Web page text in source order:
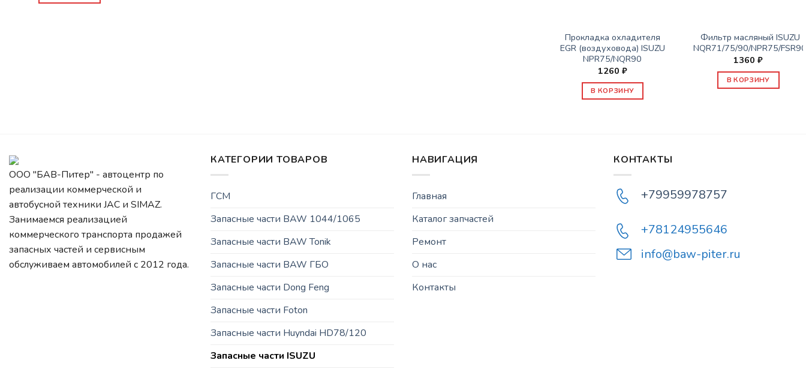
Прокладка охладителя
EGR (воздуховода) ISUZU
NPR75/NQR90
1260 ₽
В КОРЗИНУ
Фильтр масляный ISUZU
NQR71/75/90/NPR75/
1360₽
В КОРЗИНУ
ООО "БАВ-Питер" - автоцентр по
реализации коммерческой и
автобусной техники JAC и SIMAZ.
Занимаемся реализацией
коммерческого транспорта продажей
запасных частей и сервисным
обслуживаем автомобилей c 2012 года.
КАТЕГОРИИ ТОВАРОВ
ГСМ
Запасные части BAW 1044/1065
Запасные части BAW Tonik
Запасные части BAW ГБО
Запасные части Dong Feng
Запасные части Foton
Запасные части Huyndai HD78/120
Запасные части ISUZU
НАВИГАЦИЯ
Главная
Каталог запчастей
Ремонт
О нас
Контакты
КОНТАКТЫ
+79959978757
+78124955646
info@baw-piter.ru